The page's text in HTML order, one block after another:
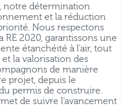
notre détermination
et la réduction
Nous respectons
2020, garantissons une
étanchéité à l'air, tout
la valorisation des
de manière
projet, depuis le
permis de construire.
de suivre l'avancement